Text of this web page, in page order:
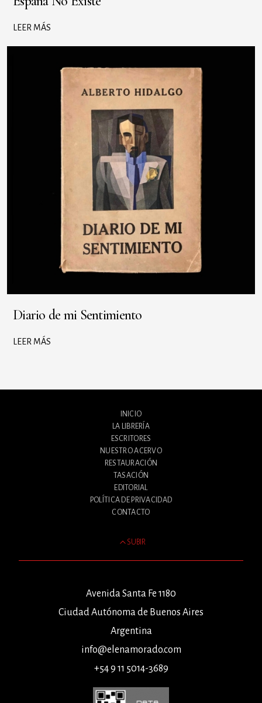
LEER MÁS
Diario de mi Sentimiento
LEER MÁS
INICIO
LA LIBRERÍA
ESCRITORES
NUESTRO ACERVO
RESTAURACIÓN
TASACIÓN
EDITORIAL
POLÍTICA DE PRIVACIDAD
CONTACTO
SUBIR
Avenida Santa Fe 1180
Ciudad Autónoma de Buenos Aires
Argentina
info@elenamorado.com
+54 9 11 5014-3689